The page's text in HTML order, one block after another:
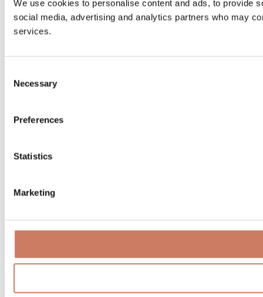
We use cookies to personalise content and ads, to provide
social media, advertising and analytics partners who may
services.
Selection
Necessary
Preferences
Statistics
Marketing